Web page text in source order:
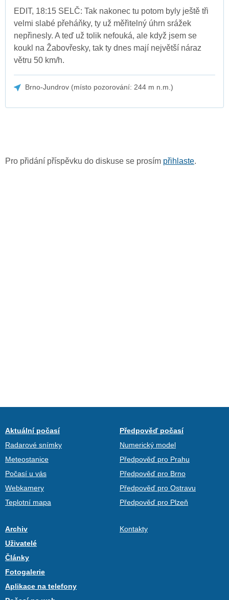
EDIT, 18:15 SELČ: Tak nakonec tu potom byly ještě tři
velmi slabé přeháňky, ty už měřitelný úhrn srážek
nepřinesly. A teď už tolik nefouká, ale když jsem se
koukl na Žabovřesky, tak ty dnes mají největší náraz
větru 50 km/h.
Brno-Jundrov (místo pozorování: 244 m n.m.)
Pro přidání příspěvku do diskuse se prosím přihlaste.
Aktuální počasí
Radarové snímky
Meteostanice
Počasí u vás
Webkamery
Teplotní mapa
Předpověď počasí
Numerický model
Předpověď pro Prahu
Předpověď pro Brno
Předpověď pro Ostravu
Předpověď pro Plzeň
Archiv
Uživatelé
Články
Fotogalerie
Aplikace na telefony
Kontakty